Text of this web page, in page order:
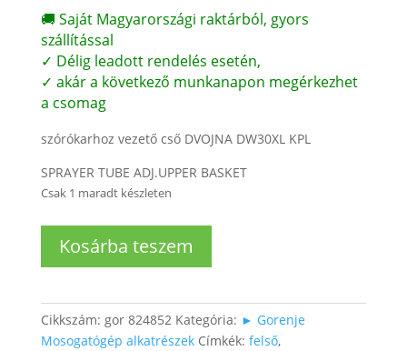
🚚 Saját Magyarországi raktárból, gyors
szállítással
✓ Délig leadott rendelés esetén,
✓ akár a következő munkanapon megérkezhet
a csomag
szórókarhoz vezető cső DVOJNA DW30XL KPL
SPRAYER TUBE ADJ.UPPER BASKET
Csak 1 maradt készleten
Mosogatógép
szórókarokhoz
mennyiség
Kosárba teszem
Cikkszám: gor 824852 Kategória: ► Gorenje
Mosogatógép alkatrészek Címkék: felső,